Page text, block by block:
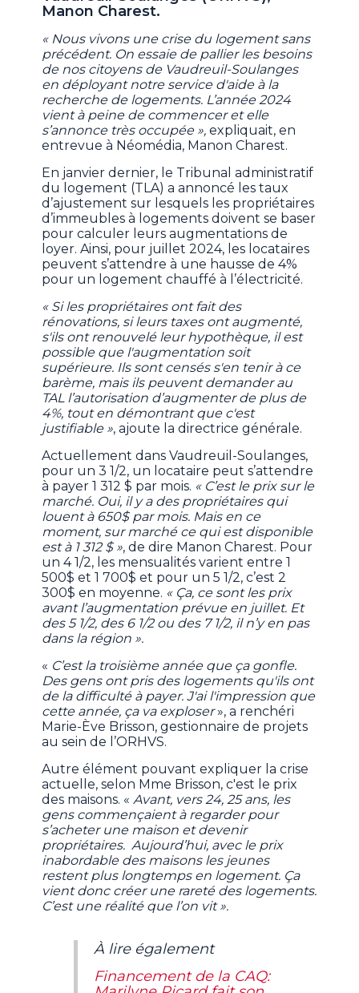
Manon Charest.
« Nous vivons une crise du logement sans
précédent. On essaie de pallier les besoins
de nos citoyens de Vaudreuil-Soulanges
en déployant notre service d'aide à la
recherche de logements. L’année 2024
vient à peine de commencer et elle
s’annonce très occupée », expliquait, en
entrevue à Néomédia, Manon Charest.
En janvier dernier, le Tribunal administratif
du logement (TLA) a annoncé les taux
d’ajustement sur lesquels les propriétaires
d’immeubles à logements doivent se baser
pour calculer leurs augmentations de
loyer. Ainsi, pour juillet 2024, les locataires
peuvent s’attendre à une hausse de 4%
pour un logement chauffé à l’électricité.
« Si les propriétaires ont fait des
rénovations, si leurs taxes ont augmenté,
s'ils ont renouvelé leur hypothèque, il est
possible que l'augmentation soit
supérieure. Ils sont censés s'en tenir à ce
barème, mais ils peuvent demander au
TAL l’autorisation d’augmenter de plus de
4%, tout en démontrant que c'est
justifiable », ajoute la directrice générale.
Actuellement dans Vaudreuil-Soulanges,
pour un 3 1/2, un locataire peut s’attendre
à payer 1 312 $ par mois. « C’est le prix sur le
marché. Oui, il y a des propriétaires qui
louent à 650$ par mois. Mais en ce
moment, sur marché ce qui est disponible
est à 1 312 $ », de dire Manon Charest. Pour
un 4 1/2, les mensualités varient entre 1
500$ et 1 700$ et pour un 5 1/2, c’est 2
300$ en moyenne. « Ça, ce sont les prix
avant l’augmentation prévue en juillet. Et
des 5 1/2, des 6 1/2 ou des 7 1/2, il n’y en pas
dans la région ».
« C’est la troisième année que ça gonfle.
Des gens ont pris des logements qu'ils ont
de la difficulté à payer. J'ai l'impression que
cette année, ça va exploser», a renchéri
Marie-Ève Brisson, gestionnaire de projets
au sein de l’ORHVS.
Autre élément pouvant expliquer la crise
actuelle, selon Mme Brisson, c'est le prix
des maisons. «Avant, vers 24, 25 ans, les
gens commençaient à regarder pour
s’acheter une maison et devenir
propriétaires. Aujourd’hui, avec le prix
inabordable des maisons les jeunes
restent plus longtemps en logement. Ça
vient donc créer une rareté des logements.
C’est une réalité que l’on vit ».
À lire également
Financement de la CAQ: